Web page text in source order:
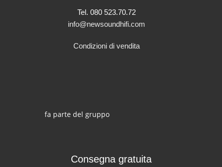
Tel. 080 523.70.72
info@newsoundhifi.com
Condizioni di vendita
fa parte del gruppo
Consegna gratuita